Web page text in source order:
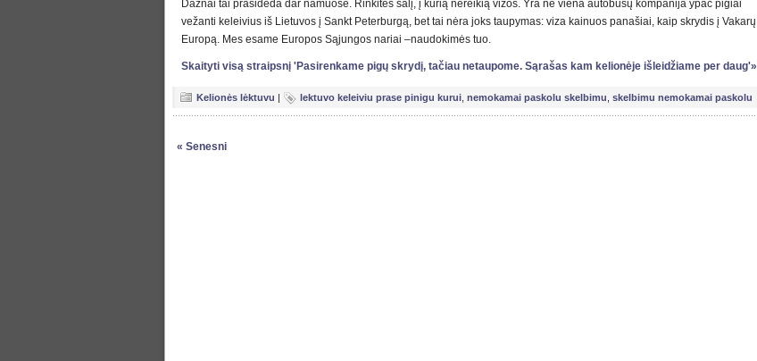
Dažnai tai prasideda dar namuose. Rinkitės šalį, į kurią nereikią vizos. Yra ne viena autobusų kompanija ypač pigiai
vežanti keleivius iš Lietuvos į Sankt Peterburgą, bet tai nėra joks taupymas: viza kainuos panašiai, kaip skrydis į Vakarų
Europą. Mes esame Europos Sąjungos nariai –naudokimės tuo.
Skaityti visą straipsnį 'Pasirenkame pigų skrydį, tačiau netaupome. Sąrašas kam kelionėje išleidžiame per daug'»
Kelionės lėktuvu | lektuvo keleiviu prase pinigu kurui nemokamai paskolu skelbimu skelbimu nemokamai paskolu
« Senesni